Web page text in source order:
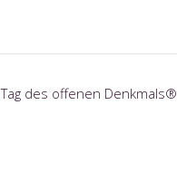
Tag des offenen Denkmals®